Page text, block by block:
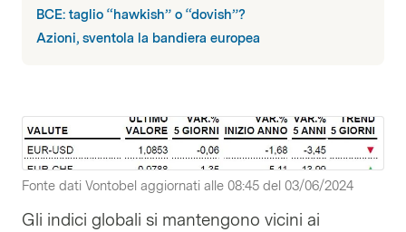
BCE: taglio “hawkish” o “dovish”?
Azioni, sventola la bandiera europea
Fonte dati Vontobel aggiornati alle 08:45 del 03/06/2024
Gli indici globali si mantengono vicini ai